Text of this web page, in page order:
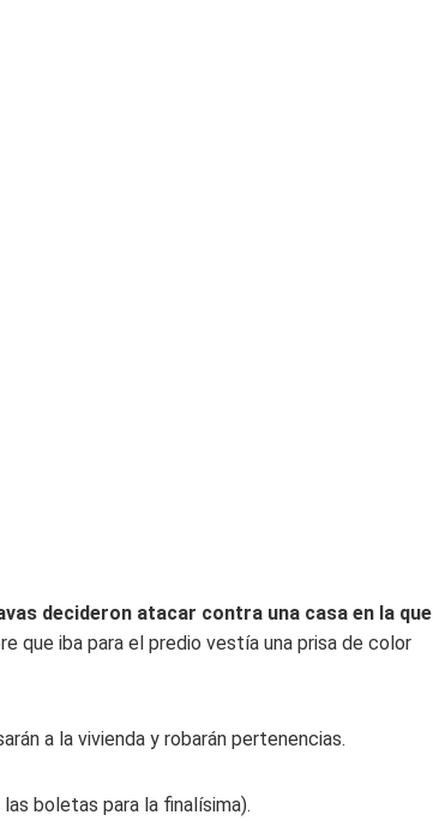
decideron atacar contra una casa en la que
que iba para el predio vestía una prisa de color
a la vivienda y robarán pertenencias.
boletas para la finalísima).